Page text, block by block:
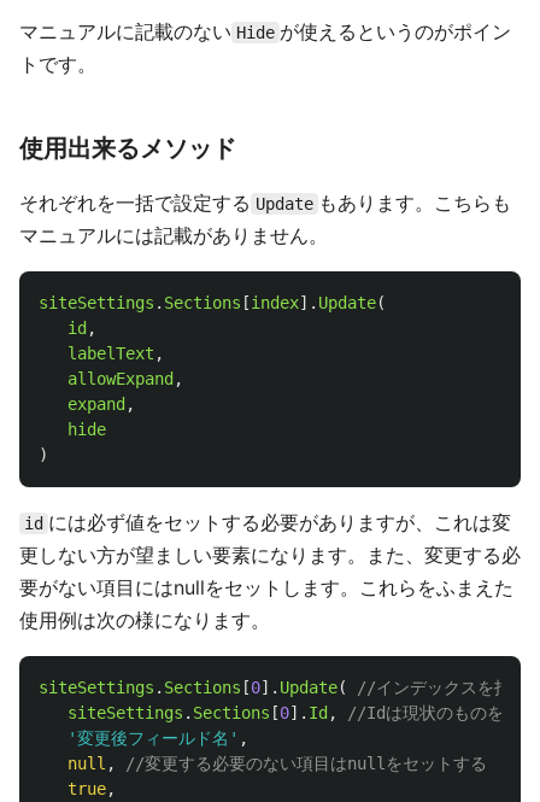
マニュアルに記載のない Hide が使えるというのがポイン
トです。
使用出来るメソッド
それぞれを一括で設定する Update もあります。こちらも
マニュアルには記載がありません。
siteSettings . Sections [index]. Update(
id ,
labelText ,
allowExpand ,
expand ,
hide
)
id には必ず値をセットする必要がありますが、これは変
更しない方が望ましい要素になります。また、変更する必
要がない項目にはnullをセットします。これらをふまえた
使用例は次の様になります。
siteSettings . Sections [0]. Update(
//インデックスを指定
siteSettings . Sections [0]. Id ,
//Idは現状のものをその
'変更後フィールド名 ' ,
null ,
//変更する必要のない項目はnullをセットする
true,